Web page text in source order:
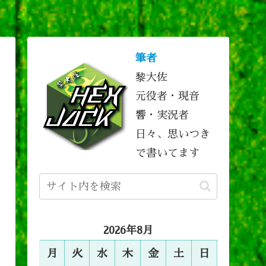
筆者
黎大佐
元役者・現音
響・実況者
日々、思いつき
で書いてます
2026年8月
月 火 水 木 金 土 日